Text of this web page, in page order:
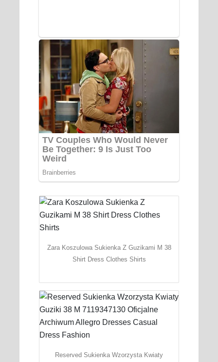
Zara Koszulowa Sukienka Z Guzikami M 38
Shirt Dress Clothes Shirts
Reserved Sukienka Wzorzysta Kwiaty